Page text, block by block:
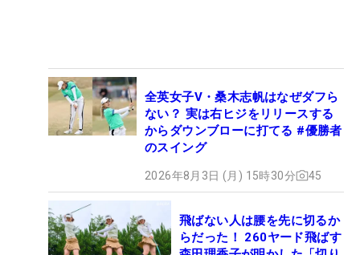
全英女子V・桑木志帆はなぜダフら
ない？ 実は右ヒジをリリースする
からダウンブローに打てる #優勝者
のスイング
2026年8月3日 (月) 15時30分 45
飛ばない人は腰を先に切るか
らだった！ 260ヤード飛ばす